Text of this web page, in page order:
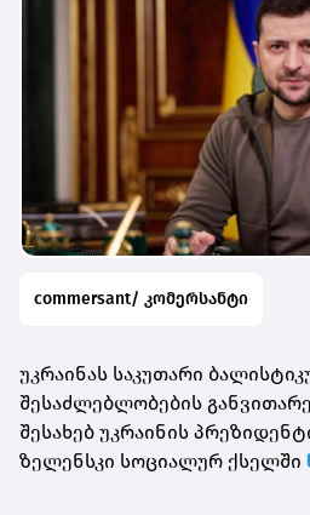
commersant/ კომერსანტი
უკრაინას საკუთარი
შესაძლებლობების
შესახებ უკრაინის
ზელენსკი სოციალურ ქსელში